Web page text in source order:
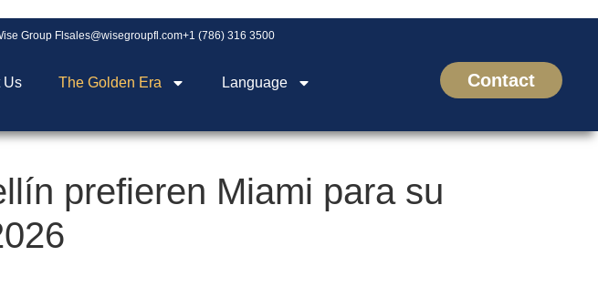
Group Fl sales@wisegroupfl.com+1 (786) 316 3500
Us The Golden Era Language Contact
prefieren Miami para su